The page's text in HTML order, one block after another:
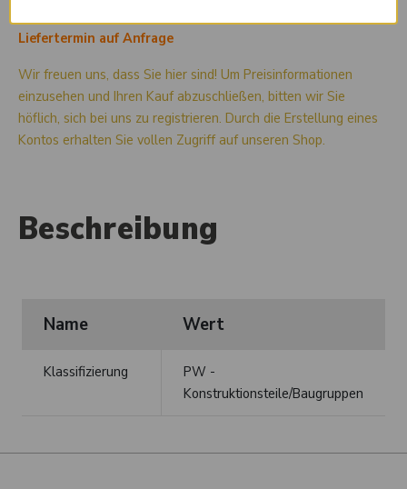
Liefertermin auf Anfrage
Wir freuen uns, dass Sie hier sind! Um Preisinformationen
einzusehen und Ihren Kauf abzuschließen, bitten wir Sie
höflich, sich bei uns zu registrieren. Durch die Erstellung eines
Kontos erhalten Sie vollen Zugriff auf unseren Shop.
Beschreibung
Name Wert
Klassifizierung
PW -
Konstruktionsteile/Baugruppen